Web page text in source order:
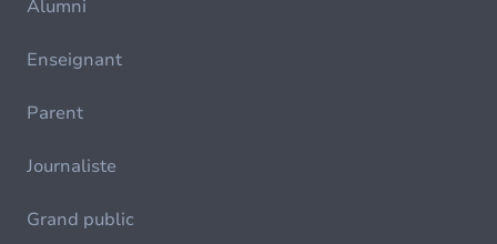
Alumni
Enseignant
Parent
Journaliste
Grand public